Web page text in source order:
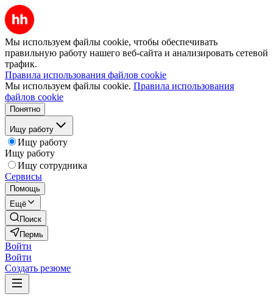
Мы используем файлы cookie, чтобы обеспечивать
правильную работу нашего веб-сайта и анализировать сетевой
трафик.
Правила использования файлов cookie
Мы используем файлы cookie. Правила использования
файлов cookie
Понятно
Ищу работу
Ищу работу
Ищу работу
Ищу сотрудника
Сервисы
Помощь
Ещё
Поиск
Пермь
Войти
Войти
Создать резюме